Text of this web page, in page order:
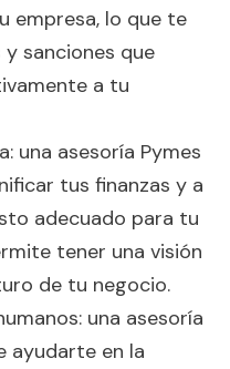
empresa, lo que te
sanciones que
a tu
una asesoría Pymes
tus finanzas y a
adecuado para tu
tener una visión
de tu negocio.
una asesoría
ayudarte en la